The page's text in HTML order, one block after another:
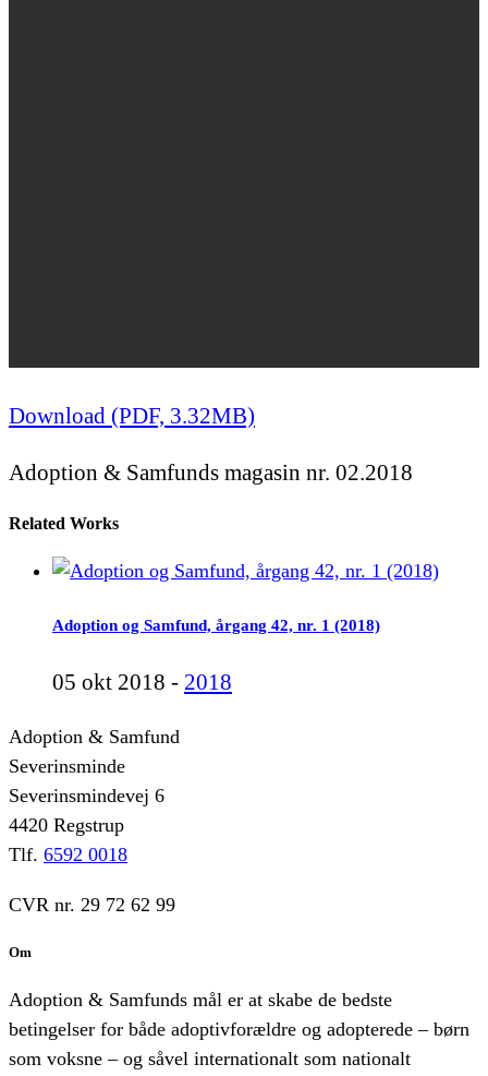
Download (PDF, 3.32MB)
Adoption & Samfunds magasin nr. 02.2018
Related Works
Adoption og Samfund, årgang 42, nr. 1 (2018)
05 okt 2018 - 2018
Adoption & Samfund
Severinsminde
Severinsmindevej 6
4420 Regstrup
Tlf. 6592 0018
CVR nr. 29 72 62 99
Om
Adoption & Samfunds mål er at skabe de bedste
betingelser for både adoptivforældre og adopterede – børn
som voksne – og såvel internationalt som nationalt